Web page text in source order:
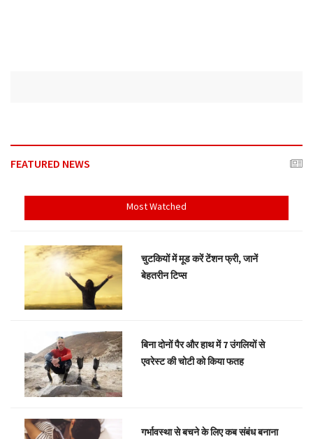
FEATURED NEWS
Most Watched
चुटकियों में मूड करें टेंशन फ्री, जानें
बेहतरीन टिप्स
बिना दोनों पैर और हाथ में 7 उंगलियों से
एवरेस्ट की चोटी को किया फतह
गर्भावस्था से बचने के लिए कब संबंध बनाना